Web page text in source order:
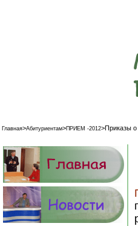
Главная>Абитуриентам>ПРИЕМ -2012>Приказы о